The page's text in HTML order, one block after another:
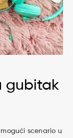
gubitak
scenario u